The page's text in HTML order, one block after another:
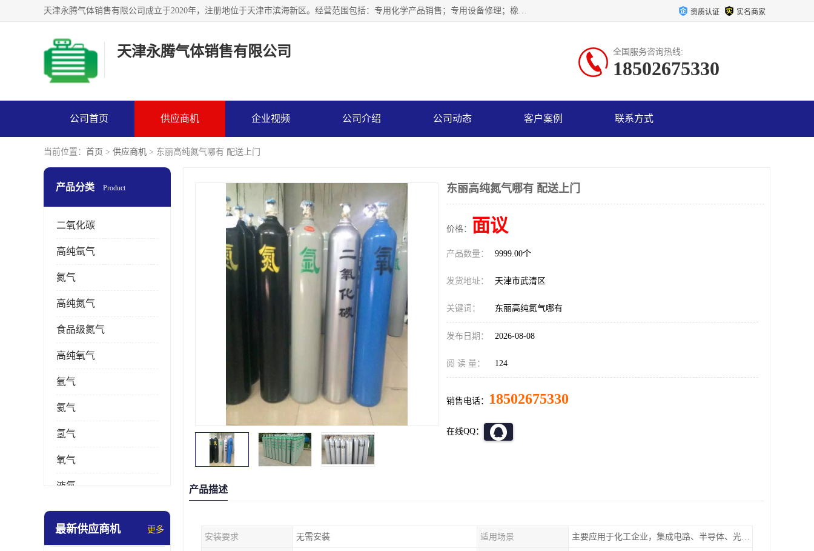
天津永腾气体销售有限公司成立于2020年，注册地位于天津市滨海新区。经营范围包括：专用化学产品销售；专用设备修理；橡胶制品销售；气体压缩机械销售；特种设备销售；仪器仪表销售；机械设备租赁；五金产品批发；食品添加剂销售等，主要供应：氧气、乙炔、氮气、氩气、氢气、氦气、液氨、液氮、一氧化碳、二氧化碳等，各种工业气体，高纯气体，食品级气体。 资质认证 实名商家
天津永腾气体销售有限公司 全国服务咨询热线:
18502675330
公司首页 供应商机 企业视频 公司介绍 公司动态 客户案例 联系方式
当前位置： 首页 > 供应商机 > 东丽高纯氮气哪有 配送上门
产品分类 Product
二氧化碳
高纯氩气
氮气
高纯氮气
食品级氮气
高纯氧气
氩气
氦气
氢气
氧气
液氮
乙炔
最新供应商机 更多
东丽高纯氮气哪有 配送上门
价格： 面议
产品数量： 9999.00个
发货地址： 天津市武清区
关键词： 东丽高纯氮气哪有
发布日期： 2026-08-08
阅 读 量： 124
销售电话： 18502675330
在线QQ：
产品描述
安装要求 无需安装 适用场景 主要应用于化工企业，集成电路、半导体、光伏电池